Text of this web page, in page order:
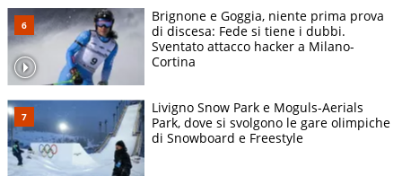
Brignone e Goggia, niente prima prova
di discesa: Fede si tiene i dubbi.
Sventato attacco hacker a Milano-
Cortina
Livigno Snow Park e Moguls-Aerials
Park, dove si svolgono le gare olimpiche
di Snowboard e Freestyle